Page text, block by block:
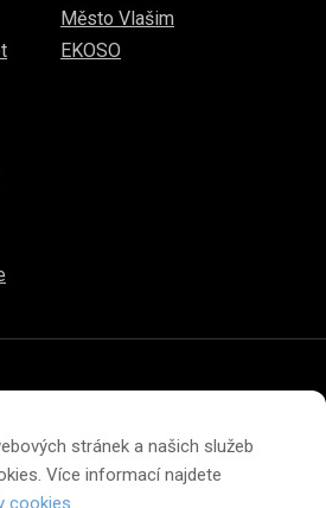
stránek a našich služeb
Více informací najdete
cookies
Město Vlašim
EKOSO
Prohlášení o ochraně soukromí